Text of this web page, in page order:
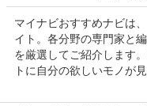
マイナビおすすめナビは
イト。各分野の専門家と
を厳選してご紹介します
トに自分の欲しいモノが